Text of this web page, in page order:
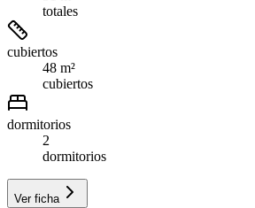
totales
cubiertos
48 m²
cubiertos
dormitorios
2
dormitorios
Ver ficha